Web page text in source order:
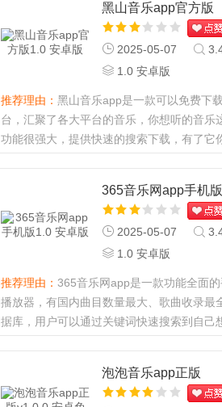
黑山音乐app官方版
2025-05-07
1.0 安卓版
推荐理由： 黑山音乐app是一款可以免费下
台，汇聚了各大平台的音乐，你想听的音乐
功能很强大，提供快速的搜索下载，有了它
页，在输入栏搜索歌名或...365音乐网app手机版
2025-05-07
1.0 安卓版
推荐理由： 365音乐网app是一款功能全面
播放器，有国内曲目数量最大、歌曲收录最
据库，用户可以通过关键词快速搜索到自己
件在上方搜索栏搜索歌...泡泡音乐app正版